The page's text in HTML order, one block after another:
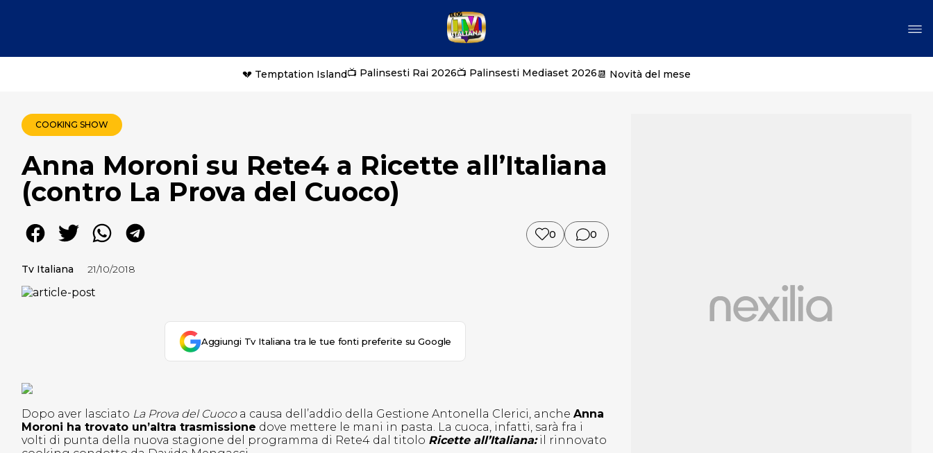
💔 Temptation Island📺 Palinsesti Rai 2026📺 Palinsesti Mediaset 2026📆 Novità del mese
COOKING SHOW
Anna Moroni su Rete4 a Ricette all’Italiana
(contro La Prova del Cuoco)
0 0
Tv Italiana 21/10/2018
Aggiungi Tv Italiana tra le tue fonti preferite su Google
Dopo aver lasciato La Prova del Cuocoa causa dell’addio della Gestione Antonella Clerici, anche Anna
Moroni ha trovato un’altra trasmissione dove mettere le mani in pasta. La cuoca, infatti, sarà fra i
volti di punta della nuova stagione del programma di Rete4 dal titolo Ricette all’Italiana:il rinnovato